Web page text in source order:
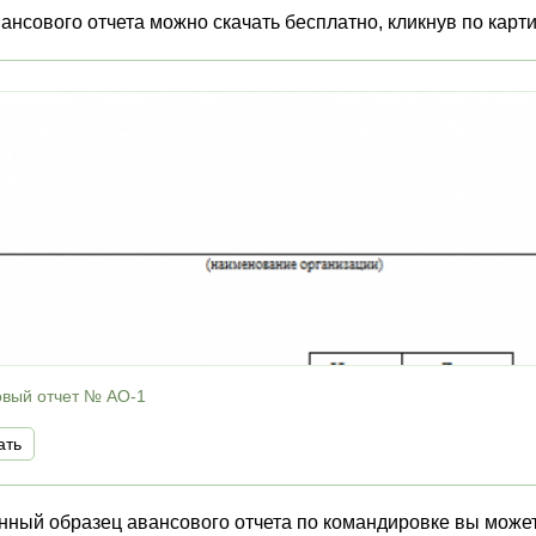
отчета можно скачать бесплатно, кликнув по
отчет № АО-1
образец авансового отчета по командировке вы